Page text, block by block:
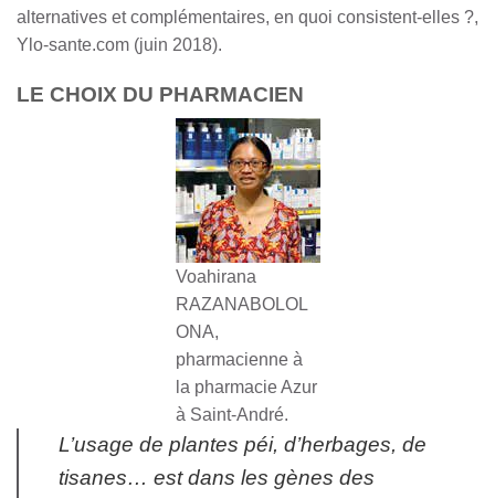
alternatives et complémentaires, en quoi consistent-elles ?,
Ylo-sante.com (juin 2018).
LE CHOIX DU PHARMACIEN
Voahirana
RAZANABOLOL
ONA,
pharmacienne à
la pharmacie Azur
à Saint-André.
L’usage de plantes péi, d’herbages, de
tisanes… est dans les gènes des